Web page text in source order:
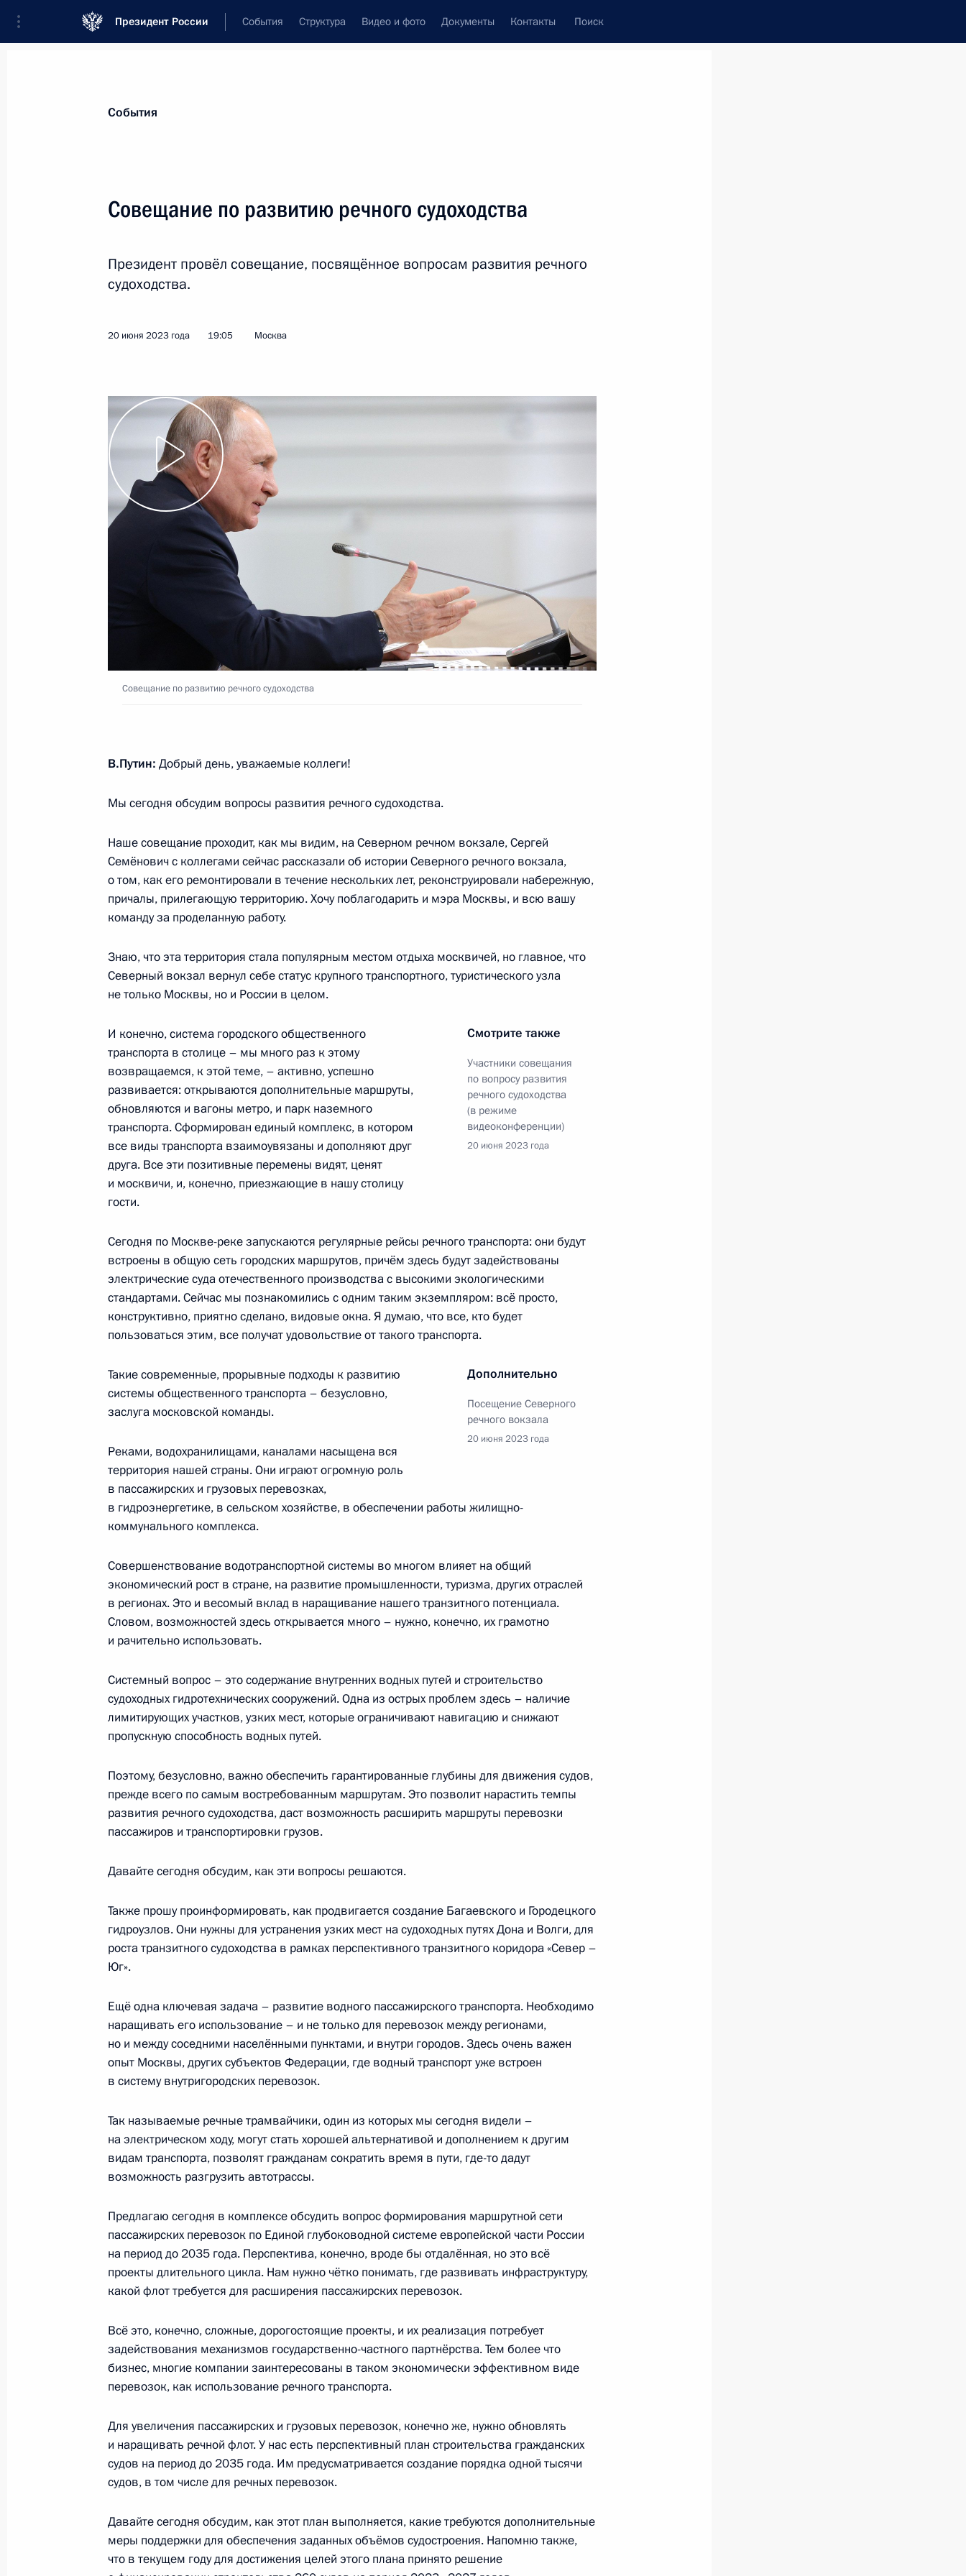
Президент России События Структура Видео и фото Документы Контакты Поиск
Федерации
Лента событий Подписаться на ленту
Совещание с членами Правительства
2 августа 2023 года, 17:30
Совещание с членами Правительства
19 июля 2023 года, 20:45
Совещание по ситуации в районе Крымского моста
Совещание с членами Правительства
4 июля 2023 года, 16:10
Совещание с членами Правительства
Совещание по развитию речного судоходства
и Краснодарском крае
15 июня 2023 года, 13:30
Встреча с Министром транспорта Виталием Савельевым
и главой РЖД Олегом Белозёровым
5 июня 2023 года, 13:50
Встреча с Министром транспорта Виталием Савельевым
25 марта 2023 года, 16:30
Совещание по развитию лесопромышленного комплекса
Встреча с Министром транспорта Виталием Савельевым
9 февраля 2023 года, 19:00
Совещание с членами Правительства
Совещание с членами Правительства
Открытие участков автодорог М-12, М-5 и кольцевой дороги
вокруг Екатеринбурга
8 сентября 2022 года, 16:35
Совещание с членами Правительства
31 августа 2022 года, 18:05
10 августа 2022 года, 11:30
с членами Правительства в режиме видеоконференции
24 июля 2022 года, 15:05
8 июля 2022 года, 16:40
вопросам и противодействию распространению новой
коронавирусной инфекции
23 марта 2022 года, 15:00
Показать предыдущие материалы
Встреча с военнослужащими Военно-Морского Флота
26 июля 2026 года
Разделы сайта
Президента
Информационные
ресурсы
Официальные
сетевые ресурсы
Правовая и
События
Совещание по развитию речного судоходства
Президент провёл совещание, посвящённое вопросам развития речного
судоходства.
20 июня 2023 года 19:05 Москва
Совещание по развитию речного судоходства
В.Путин: Добрый день, уважаемые коллеги!
Мы сегодня обсудим вопросы развития речного судоходства.
Наше совещание проходит, как мы видим, на Северном речном вокзале, Сергей
Семёнович с коллегами сейчас рассказали об истории Северного речного вокзала,
о том, как его ремонтировали в течение нескольких лет, реконструировали набережную,
причалы, прилегающую территорию. Хочу поблагодарить и мэра Москвы, и всю вашу
команду за проделанную работу.
Знаю, что эта территория стала популярным местом отдыха москвичей, но главное, что
Северный вокзал вернул себе статус крупного транспортного, туристического узла
не только Москвы, но и России в целом.
Смотрите также
Участники совещания
по вопросу развития
речного судоходства
(в режиме
видеоконференции)
20 июня 2023 года
И конечно, система городского общественного
транспорта в столице – мы много раз к этому
возвращаемся, к этой теме, – активно, успешно
развивается: открываются дополнительные маршруты,
обновляются и вагоны метро, и парк наземного
транспорта. Сформирован единый комплекс, в котором
все виды транспорта взаимоувязаны и дополняют друг
друга. Все эти позитивные перемены видят, ценят
и москвичи, и, конечно, приезжающие в нашу столицу
гости.
Сегодня по Москве-реке запускаются регулярные рейсы речного транспорта: они будут
встроены в общую сеть городских маршрутов, причём здесь будут задействованы
электрические суда отечественного производства с высокими экологическими
стандартами. Сейчас мы познакомились с одним таким экземпляром: всё просто,
конструктивно, приятно сделано, видовые окна. Я думаю, что все, кто будет
пользоваться этим, все получат удовольствие от такого транспорта.
Дополнительно
Посещение Северного
речного вокзала
20 июня 2023 года
Такие современные, прорывные подходы к развитию
системы общественного транспорта – безусловно,
заслуга московской команды.
Реками, водохранилищами, каналами насыщена вся
территория нашей страны. Они играют огромную роль
в пассажирских и грузовых перевозках,
в гидроэнергетике, в сельском хозяйстве, в обеспечении работы жилищно-
коммунального комплекса.
Совершенствование водотранспортной системы во многом влияет на общий
экономический рост в стране, на развитие промышленности, туризма, других отраслей
в регионах. Это и весомый вклад в наращивание нашего транзитного потенциала.
Словом, возможностей здесь открывается много – нужно, конечно, их грамотно
и рачительно использовать.
Системный вопрос – это содержание внутренних водных путей и строительство
судоходных гидротехнических сооружений. Одна из острых проблем здесь – наличие
лимитирующих участков, узких мест, которые ограничивают навигацию и снижают
пропускную способность водных путей.
Поэтому, безусловно, важно обеспечить гарантированные глубины для движения судов,
прежде всего по самым востребованным маршрутам. Это позволит нарастить темпы
развития речного судоходства, даст возможность расширить маршруты перевозки
пассажиров и транспортировки грузов.
Давайте сегодня обсудим, как эти вопросы решаются.
Также прошу проинформировать, как продвигается создание Багаевского и Городецкого
гидроузлов. Они нужны для устранения узких мест на судоходных путях Дона и Волги, для
роста транзитного судоходства в рамках перспективного транзитного коридора «Север –
Юг».
Ещё одна ключевая задача – развитие водного пассажирского транспорта. Необходимо
наращивать его использование – и не только для перевозок между регионами,
но и между соседними населёнными пунктами, и внутри городов. Здесь очень важен
опыт Москвы, других субъектов Федерации, где водный транспорт уже встроен
в систему внутригородских перевозок.
Так называемые речные трамвайчики, один из которых мы сегодня видели –
на электрическом ходу, могут стать хорошей альтернативой и дополнением к другим
видам транспорта, позволят гражданам сократить время в пути, где-то дадут
возможность разгрузить автотрассы.
Предлагаю сегодня в комплексе обсудить вопрос формирования маршрутной сети
пассажирских перевозок по Единой глубоководной системе европейской части России
на период до 2035 года. Перспектива, конечно, вроде бы отдалённая, но это всё
проекты длительного цикла. Нам нужно чётко понимать, где развивать инфраструктуру,
какой флот требуется для расширения пассажирских перевозок.
Всё это, конечно, сложные, дорогостоящие проекты, и их реализация потребует
задействования механизмов государственно-частного партнёрства. Тем более что
бизнес, многие компании заинтересованы в таком экономически эффективном виде
перевозок, как использование речного транспорта.
Для увеличения пассажирских и грузовых перевозок, конечно же, нужно обновлять
и наращивать речной флот. У нас есть перспективный план строительства гражданских
судов на период до 2035 года. Им предусматривается создание порядка одной тысячи
судов, в том числе для речных перевозок.
Давайте сегодня обсудим, как этот план выполняется, какие требуются дополнительные
меры поддержки для обеспечения заданных объёмов судостроения. Напомню также,
что в текущем году для достижения целей этого плана принято решение